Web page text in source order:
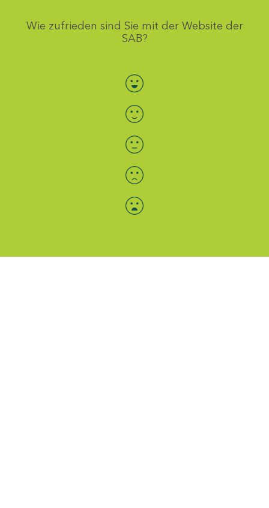
Wie zufrieden sind Sie mit der Website der
SAB?
Bewertung auswählen